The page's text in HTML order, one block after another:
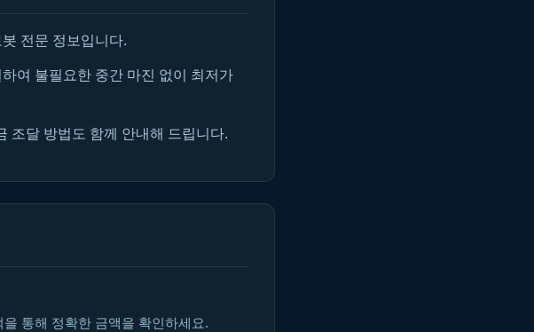
전문 정보입니다.
여 불필요한 중간 마진 없이 최저가
조달 방법도 함께 안내해 드립니다.
통해 정확한 금액을 확인하세요.